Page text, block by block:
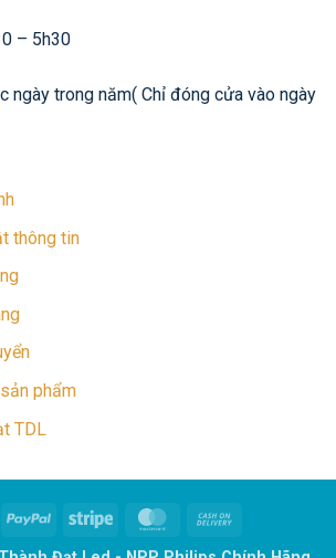
– 5h30
ngày trong năm( Chỉ đóng cửa vào ngày
thông tin
phẩm
TDL
PayPal Stripe MasterCard